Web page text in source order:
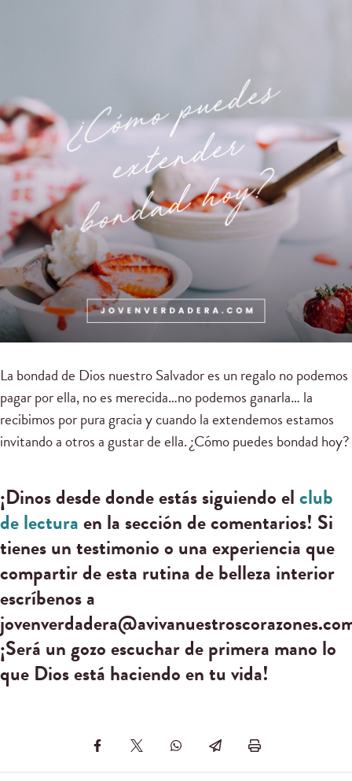
La bondad de Dios nuestro Salvador es un regalo no podemos
pagar por ella, no es merecida…no podemos ganarla… la
recibimos por pura gracia y cuando la extendemos estamos
invitando a otros a gustar de ella. ¿Cómo puedes bondad hoy?
¡Dinos desde donde estás siguiendo elclub
de lecturaen la sección de comentarios! Si
tienes un testimonio o una experiencia que
compartir de esta rutina de belleza interior
escríbenos a
¡Será un gozo escuchar de primera mano lo
que Dios está haciendo en tu vida!